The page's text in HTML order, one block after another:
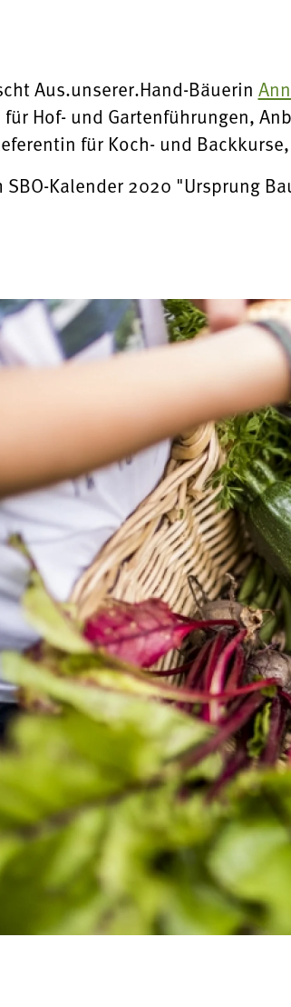
Aus.unserer.Hand-Bäuerin
Hof- und Gartenführungen,
für Koch- und
SBO-Kalender 2020 "Ursprung